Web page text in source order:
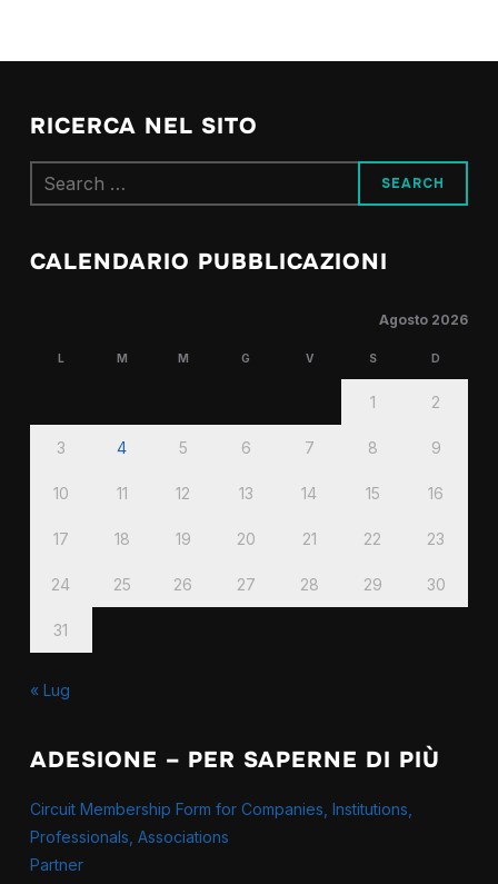
RICERCA NEL SITO
Search
for:
CALENDARIO PUBBLICAZIONI
Agosto 2026
L M M G V S D
1 2
3 4 5 6 7 8 9
10 11 12 13 14 15 16
17 18 19 20 21 22 23
24 25 26 27 28 29 30
31
« Lug
ADESIONE – PER SAPERNE DI PIÙ
Circuit Membership Form for Companies, Institutions,
Professionals, Associations
Partner